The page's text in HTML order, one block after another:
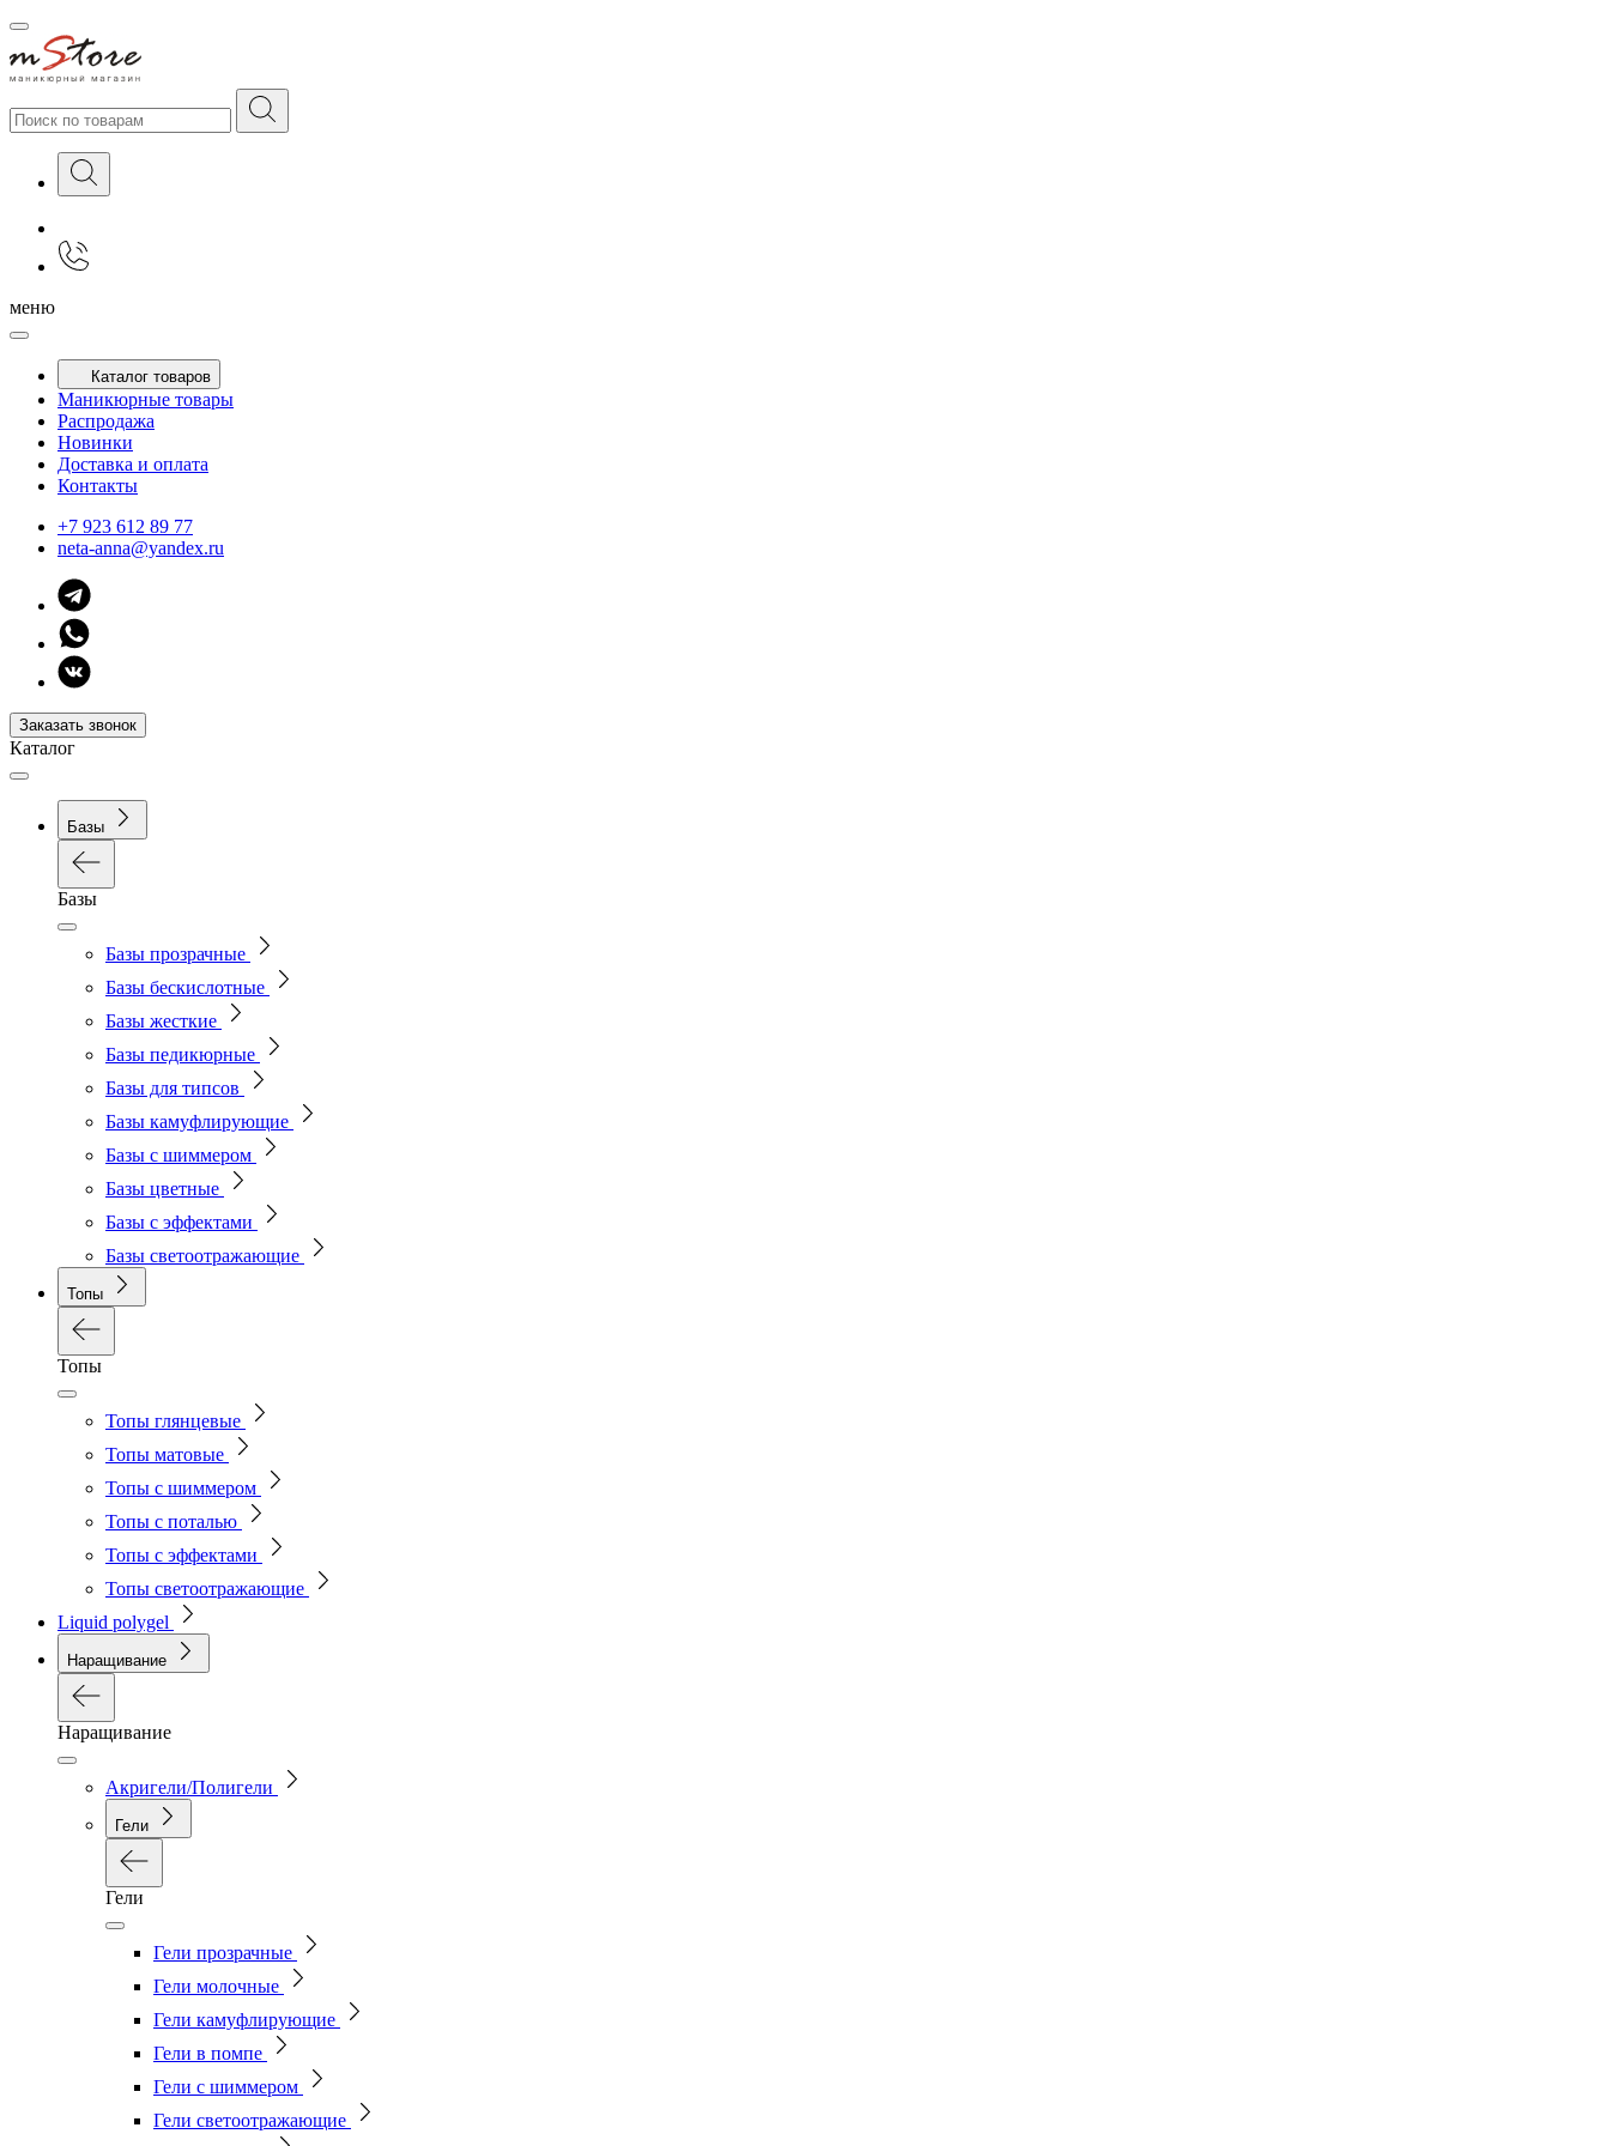
меню
Каталог товаров
Маникюрные товары
Распродажа
Новинки
Доставка и оплата
Контакты
+7 923 612 89 77
neta-anna@yandex.ru
Заказать звонок
Каталог
Базы
Базы
Базы прозрачные
Базы бескислотные
Базы жесткие
Базы педикюрные
Базы для типсов
Базы камуфлирующие
Базы с шиммером
Базы цветные
Базы с эффектами
Базы светоотражающие
Топы
Топы
Топы глянцевые
Топы матовые
Топы с шиммером
Топы с поталью
Топы с эффектами
Топы светоотражающие
Liquid polygel
Наращивание
Наращивание
Акригели/Полигели
Гели
Гели
Гели прозрачные
Гели молочные
Гели камуфлирующие
Гели в помпе
Гели с шиммером
Гели светоотражающие